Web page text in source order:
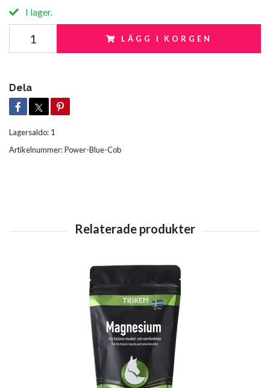
I lager.
LÄGG I KORGEN
Dela
Lagersaldo: 1
Artikelnummer:Power-Blue-Cob